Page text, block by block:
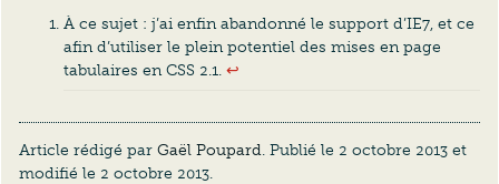
À ce sujet : j’ai enfin abandonné le support d’IE7, et ce
afin d’utiliser le plein potentiel des mises en page
tabulaires en CSS 2.1. ↩︎
Article rédigé par Gaël Poupard. Publié le 2 octobre 2013 et
modifié le 2 octobre 2013.